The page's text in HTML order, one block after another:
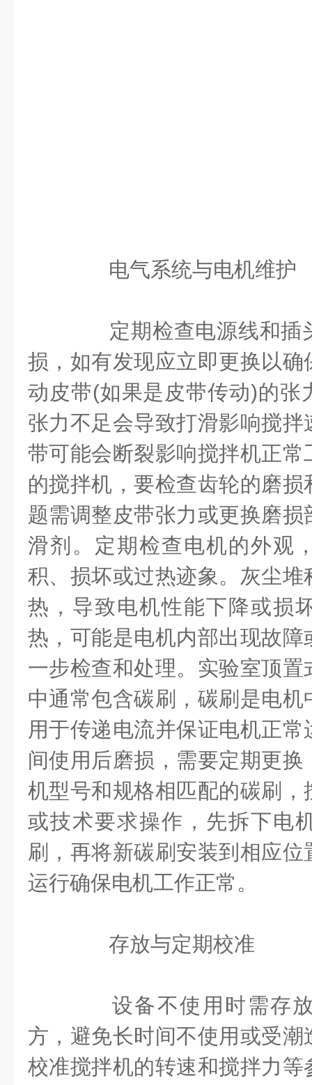
电气系统与电机维护
定期检查电源线和插
损，如有发现应立即更换以
动皮带(如果是皮带传动)的张
张力不足会导致打滑影响搅
带可能会断裂影响搅拌机正
的搅拌机，要检查齿轮的磨
题需调整皮带张力或更换磨
滑剂。定期检查电机的外观
积、损坏或过热迹象。灰尘
热，导致电机性能下降或损
热，可能是电机内部出现故
一步检查和处理。实验室顶
中通常包含碳刷，碳刷是电
用于传递电流并保证电机正
间使用后磨损，需要定期更
机型号和规格相匹配的碳刷
或技术要求操作，先拆下电
刷，再将新碳刷安装到相应
运行确保电机工作正常。
存放与定期校准
设备不使用时需存放
方，避免长时间不使用或受
校准搅拌机的转速和搅拌力